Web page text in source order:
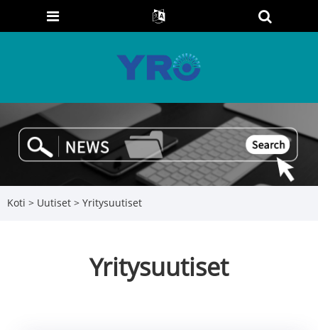
Koti > Uutiset > Yritysuutiset
Yritysuutiset